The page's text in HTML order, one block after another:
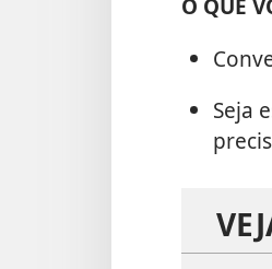
O QUE
Seja